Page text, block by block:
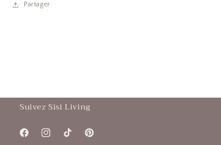
Partager
Suivez Sisi Living
FacebookInstagramTikTok Pinterest